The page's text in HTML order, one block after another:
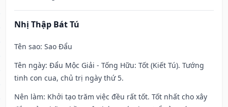
Nhị Thập Bát Tú
Tên sao: Sao Đẩu
Tên ngày: Đẩu Mộc Giải - Tống Hữu: Tốt (Kiết Tú). Tướng
tinh con cua, chủ trị ngày thứ 5.
Nên làm: Khởi tạo trăm việc đều rất tốt. Tốt nhất cho xây